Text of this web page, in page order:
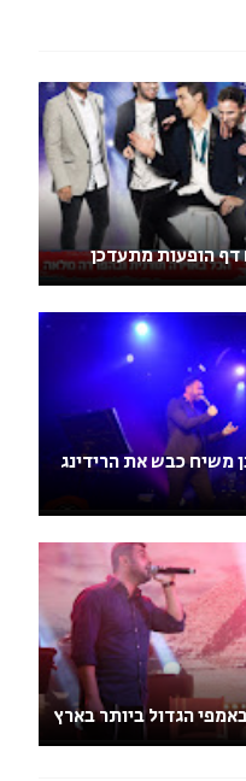
הופעות מתעדכן
משיח כבש את הרידינג
הגדול ביותר בארץ